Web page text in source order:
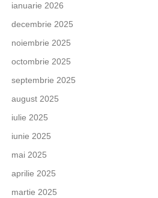
ianuarie 2026
decembrie 2025
noiembrie 2025
octombrie 2025
septembrie 2025
august 2025
iulie 2025
iunie 2025
mai 2025
aprilie 2025
martie 2025